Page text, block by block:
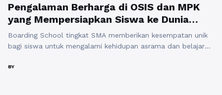
Pengalaman Berharga di OSIS dan MPK
yang Mempersiapkan Siswa ke Dunia
Nyata
Boarding School tingkat SMA memberikan kesempatan unik
bagi siswa untuk mengalami kehidupan asrama dan belajar
Organisasi Siswa Intra Sekolah (OSIS) dan Majelis Perwakilan
BY